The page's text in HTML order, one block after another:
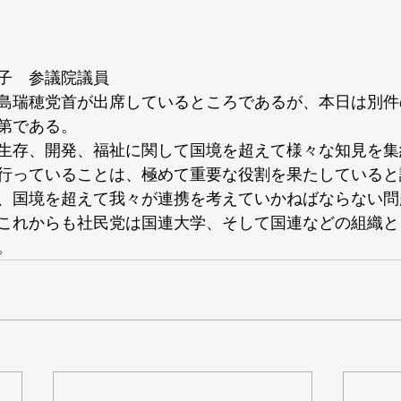
　参議院議員
瑞穂党首が出席しているところであるが、本日は別
である。
存、開発、福祉に関して国境を超えて様々な知見を
っていることは、極めて重要な役割を果たしていると
国境を超えて我々が連携を考えていかねばならない
れからも社民党は国連大学、そして国連などの組織